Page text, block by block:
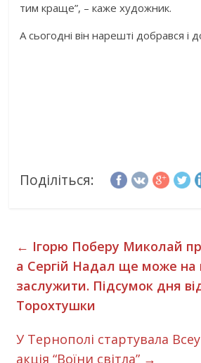
тим краще”, – каже художник.
А сьогодні він нарешті добрався і
Поділіться:
← Ігорю Поберу Миколай
а Сергій Надал ще може на
заслужити. Підсумок дня
Торохтушки
У Тернополі стартувала
акція “Воїни світла” →